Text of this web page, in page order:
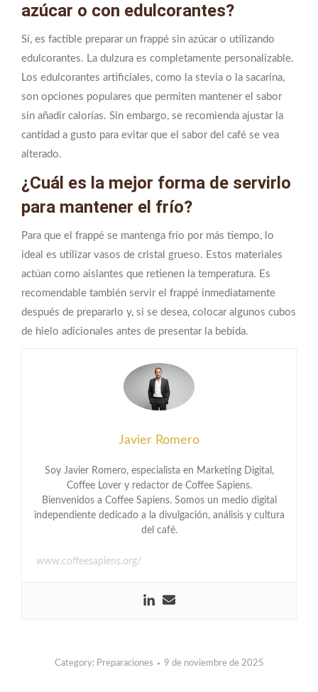
azúcar o con edulcorantes?
Sí, es factible preparar un frappé sin azúcar o utilizando
edulcorantes. La dulzura es completamente personalizable.
Los edulcorantes artificiales, como la stevia o la sacarina,
son opciones populares que permiten mantener el sabor
sin añadir calorías. Sin embargo, se recomienda ajustar la
cantidad a gusto para evitar que el sabor del café se vea
alterado.
¿Cuál es la mejor forma de servirlo
para mantener el frío?
Para que el frappé se mantenga frío por más tiempo, lo
ideal es utilizar vasos de cristal grueso. Estos materiales
actúan como aislantes que retienen la temperatura. Es
recomendable también servir el frappé inmediatamente
después de prepararlo y, si se desea, colocar algunos cubos
de hielo adicionales antes de presentar la bebida.
Javier Romero
Soy Javier Romero, especialista en Marketing Digital,
Coffee Lover y redactor de Coffee Sapiens.
Bienvenidos a Coffee Sapiens. Somos un medio digital
independiente dedicado a la divulgación, análisis y cultura
del café.
www.coffeesapiens.org/
Category: Preparaciones 9 de noviembre de 2025